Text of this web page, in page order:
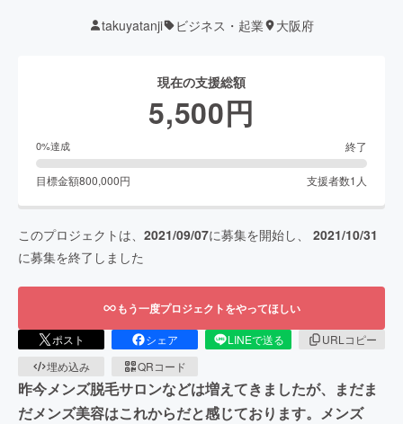
takuyatanji ビジネス・起業 大阪府
現在の支援総額
5,500円
0%達成 終了
目標金額800,000円 支援者数1 人
このプロジェクトは、 2021/09/07に募集を開始し、 2021/10/31
に募集を終了しました
もう一度プロジェクトをやってほしい
ポスト シェア LINEで送る
URLコピー
埋め込み
QRコード
昨今メンズ脱毛サロンなどは増えてきましたが、まだま
だメンズ美容はこれからだと感じております。メンズ